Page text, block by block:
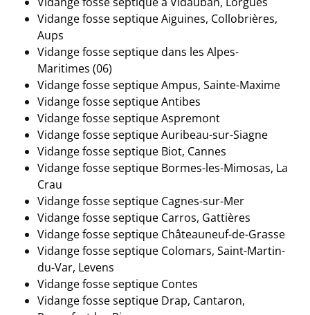
Vidange fosse septique Aiguines, Collobrières,
Aups
Vidange fosse septique dans les Alpes-
Maritimes (06)
Vidange fosse septique Ampus, Sainte-Maxime
Vidange fosse septique Antibes
Vidange fosse septique Aspremont
Vidange fosse septique Auribeau-sur-Siagne
Vidange fosse septique Biot, Cannes
Vidange fosse septique Bormes-les-Mimosas, La
Crau
Vidange fosse septique Cagnes-sur-Mer
Vidange fosse septique Carros, Gattières
Vidange fosse septique Châteauneuf-de-Grasse
Vidange fosse septique Colomars, Saint-Martin-
du-Var, Levens
Vidange fosse septique Contes
Vidange fosse septique Drap, Cantaron,